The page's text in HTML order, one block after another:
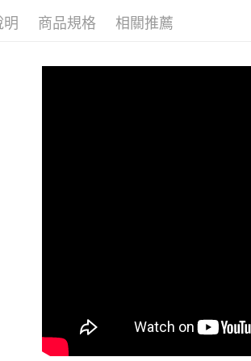
明 商品規格 相關推薦